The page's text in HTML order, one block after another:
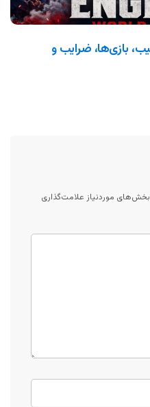
جام جهانی ۲۰۲۶: ترکیب، بازی‌ها، ضرایب و
بخش‌های موردنیاز علامت‌گذاری